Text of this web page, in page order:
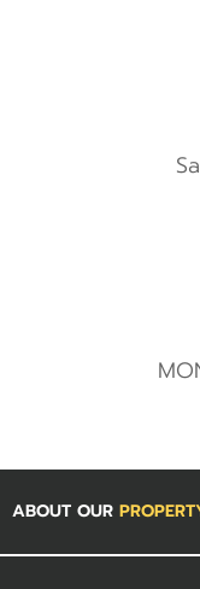
ABOUT OUR